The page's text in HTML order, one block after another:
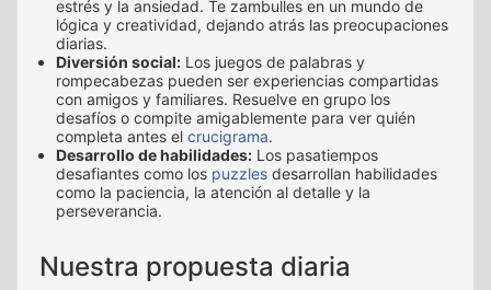
estrés y la ansiedad. Te zambulles en un mundo de
lógica y creatividad, dejando atrás las preocupaciones
diarias.
Diversión social: Los juegos de palabras y
rompecabezas pueden ser experiencias compartidas
con amigos y familiares. Resuelve en grupo los
desafíos o compite amigablemente para ver quién
completa antes el crucigrama.
Desarrollo de habilidades: Los pasatiempos
desafiantes como los puzzles desarrollan habilidades
como la paciencia, la atención al detalle y la
perseverancia.
Nuestra propuesta diaria